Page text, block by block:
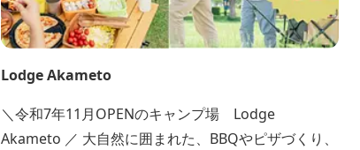
Lodge Akameto
＼令和7年11月OPENのキャンプ場 Lodge
Akameto ／ 大自然に囲まれた、BBQやピザづくり、